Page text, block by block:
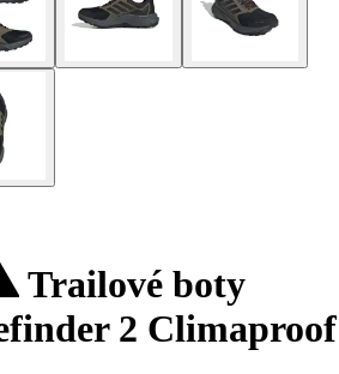
Trailové boty
2 Climaproof